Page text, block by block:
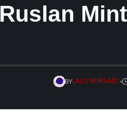
Ruslan
BYLALU NURSAID